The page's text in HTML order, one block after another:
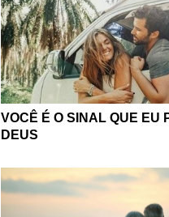
VOCÊ É O SINAL QUE EU
DEUS